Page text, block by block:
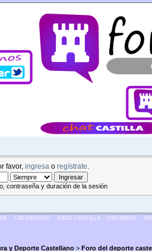
favor, ingresa o regístrate
contraseña y duración de la sesión
CALENDARIO EXPO CASTILLA USUARIOS
y Deporte Castellano > Foro del deporte